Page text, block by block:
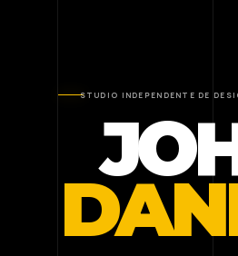
STUDIO INDEPENDENTE DE